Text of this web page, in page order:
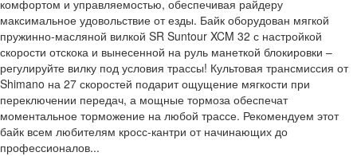
комфортом и управляемостью, обеспечивая райдеру
максимальное удовольствие от езды. Байк оборудован мягкой
пружинно-масляной вилкой SR Suntour XCM 32 с настройкой
скорости отскока и вынесенной на руль манеткой блокировки –
регулируйте вилку под условия трассы! Культовая трансмиссия от
Shimano на 27 скоростей подарит ощущение мягкости при
переключении передач, а мощные тормоза обеспечат
моментальное торможение на любой трассе. Рекомендуем этот
байк всем любителям кросс-кантри от начинающих до
профессионалов...